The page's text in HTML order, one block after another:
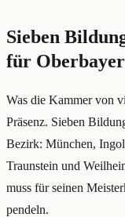
Sieben
für
Was die Kammer von
Präsenz. Sieben
Bezirk: München,
Traunstein und
muss für seinen
pendeln.